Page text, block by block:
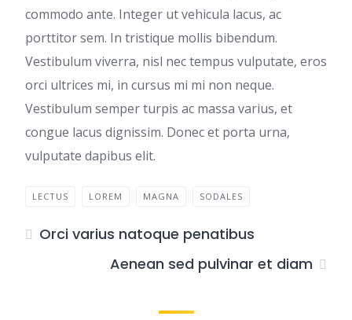
commodo ante. Integer ut vehicula lacus, ac
porttitor sem. In tristique mollis bibendum.
Vestibulum viverra, nisl nec tempus vulputate, eros
orci ultrices mi, in cursus mi mi non neque.
Vestibulum semper turpis ac massa varius, et
congue lacus dignissim. Donec et porta urna,
vulputate dapibus elit.
LECTUS LOREM MAGNA SODALES
Orci varius natoque penatibus
Aenean sed pulvinar et diam